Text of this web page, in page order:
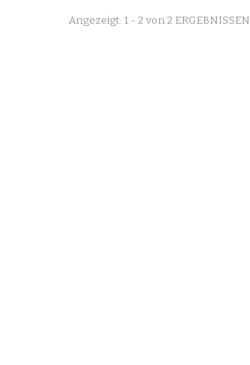
Angezeigt: 1 - 2 von 2 ERGEBNISSEN